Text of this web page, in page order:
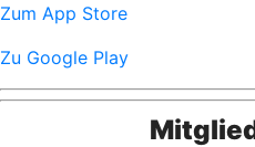
Zum App Store
Zu Google Play